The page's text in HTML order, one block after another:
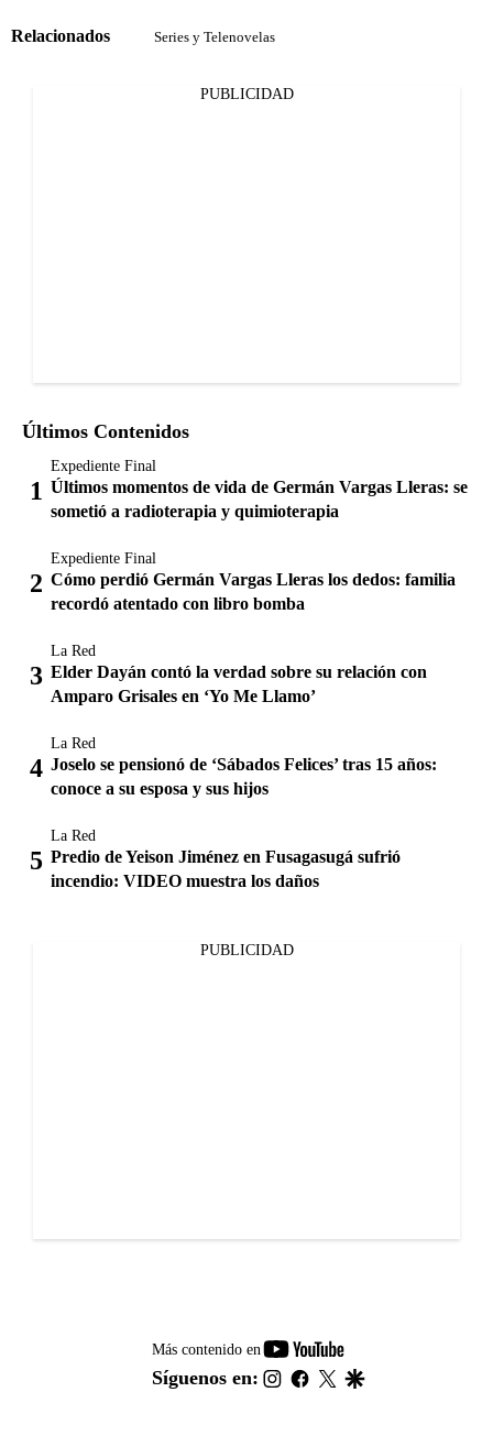
Relacionados Series y Telenovelas
PUBLICIDAD
Últimos Contenidos
Expediente Final
Últimos momentos de vida de Germán Vargas Lleras: se
sometió a radioterapia y quimioterapia
Expediente Final
Cómo perdió Germán Vargas Lleras los dedos: familia
recordó atentado con libro bomba
La Red
Elder Dayán contó la verdad sobre su relación con
Amparo Grisales en ‘Yo Me Llamo’
La Red
Joselo se pensionó de ‘Sábados Felices’ tras 15 años:
conoce a su esposa y sus hijos
La Red
Predio de Yeison Jiménez en Fusagasugá sufrió
incendio: VIDEO muestra los daños
PUBLICIDAD
Más contenido en
youtube-
footer
Síguenos en: instagram
facebook
twitter